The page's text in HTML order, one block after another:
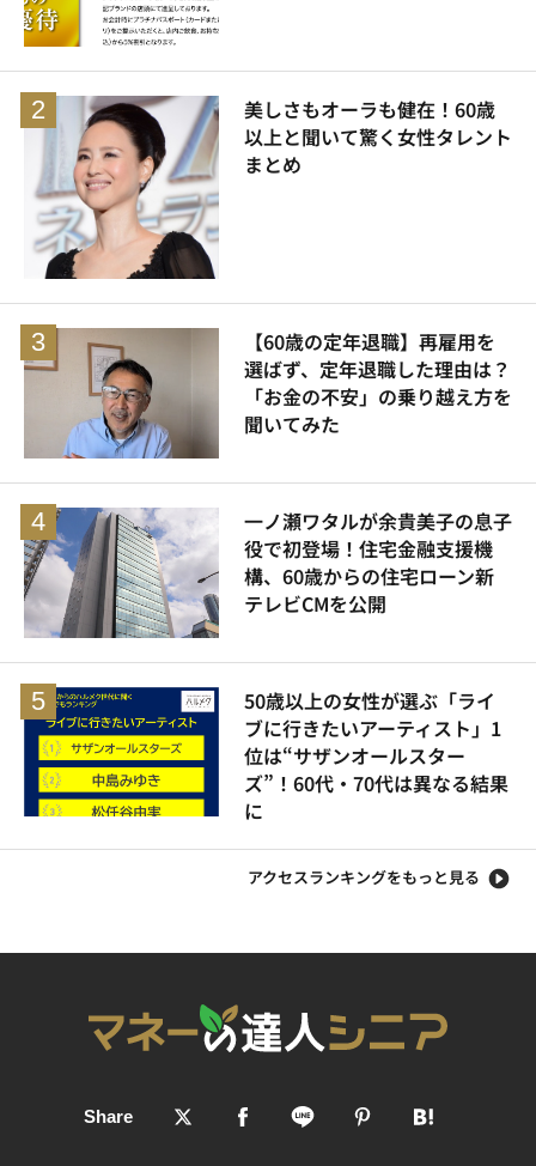
美しさもオーラも健在！60歳
以上と聞いて驚く女性タレント
まとめ
【60歳の定年退職】再雇用を
選ばず、定年退職した理由は？
「お金の不安」の乗り越え方を
聞いてみた
一ノ瀬ワタルが余貴美子の息子
役で初登場！住宅金融支援機
構、60歳からの住宅ローン新
テレビCMを公開
50歳以上の女性が選ぶ「ライ
ブに行きたいアーティスト」1
位は“サザンオールスター
ズ”！60代・70代は異なる結果
に
アクセスランキングをもっと見る